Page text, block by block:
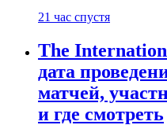
21 час спустя
The
дата
матчей,
и где смотреть